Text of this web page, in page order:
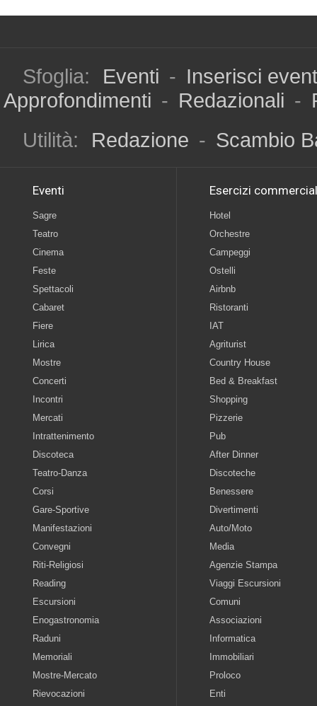
Sfoglia: Eventi - Inserisci
Approfondimenti - Redazionali -
Utilità:
Redazione - Scambio
Eventi
Sagre
Teatro
Cinema
Feste
Spettacoli
Cabaret
Fiere
Lirica
Mostre
Concerti
Incontri
Mercati
Intrattenimento
Discoteca
Teatro-Danza
Corsi
Gare-Sportive
Manifestazioni
Convegni
Riti-Religiosi
Reading
Escursioni
Enogastronomia
Raduni
Memoriali
Mostre-Mercato
Rievocazioni
Esercizi
Hotel
Orchestre
Campeggi
Ostelli
Airbnb
Ristoranti
IAT
Agriturist
Country House
Bed & Breakfast
Shopping
Pizzerie
Pub
After Dinner
Discoteche
Benessere
Divertimenti
Auto/Moto
Media
Agenzie Stampa
Viaggi Escursioni
Comuni
Associazioni
Informatica
Immobiliari
Proloco
Enti